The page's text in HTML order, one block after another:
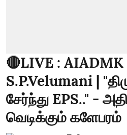
🔴LIVE : AIADMK
S.P.Velumani |
சேர்ந்து EPS.." -
வெடிக்கும் களேபரம்